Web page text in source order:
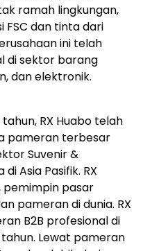
ramah lingkungan,
dan tinta dari
ini telah
di sektor barang
dan elektronik.
RX Huabo telah
pameran terbesar
Suvenir &
Asia Pasifik. RX
pemimpin pasar
pameran di dunia. RX
B2B profesional di
Lewat pameran